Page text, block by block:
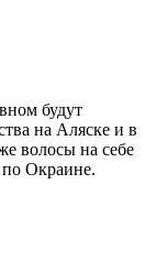
будут
на Аляске и в
волосы на себе
Окраине.